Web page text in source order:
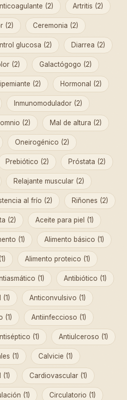
(2) Artritis (2)
(2) Ceremonia (2)
glucosa (2) Diarrea (2)
(2) Galactógogo (2)
(2) Hormonal (2)
Inmunomodulador (2)
(2) Mal de altura (2)
Oneirogénico (2)
Prebiótico (2) Próstata (2)
Relajante muscular (2)
al frío (2) Riñones (2)
(2) Aceite para piel (1)
(1) Alimento básico (1)
Alimento proteico (1)
(1) Antibiótico (1)
Anticonvulsivo (1)
(1) Antiinfeccioso (1)
(1) Antiulceroso (1)
(1) Calvicie (1)
Cardiovascular (1)
(1) Circulatorio (1)